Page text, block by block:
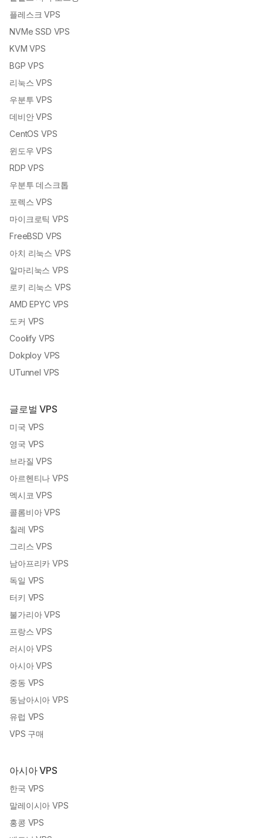
플레스크 VPS
NVMe SSD VPS
KVM VPS
BGP VPS
리눅스 VPS
우분투 VPS
데비안 VPS
CentOS VPS
윈도우 VPS
RDP VPS
우분투 데스크톱
포렉스 VPS
마이크로틱 VPS
FreeBSD VPS
아치 리눅스 VPS
알마리눅스 VPS
로키 리눅스 VPS
AMD EPYC VPS
도커 VPS
Coolify VPS
Dokploy VPS
UTunnel VPS
글로벌 VPS
미국 VPS
영국 VPS
브라질 VPS
아르헨티나 VPS
멕시코 VPS
콜롬비아 VPS
칠레 VPS
그리스 VPS
남아프리카 VPS
독일 VPS
터키 VPS
불가리아 VPS
프랑스 VPS
러시아 VPS
아시아 VPS
중동 VPS
동남아시아 VPS
유럽 VPS
VPS 구매
아시아 VPS
한국 VPS
말레이시아 VPS
홍콩 VPS